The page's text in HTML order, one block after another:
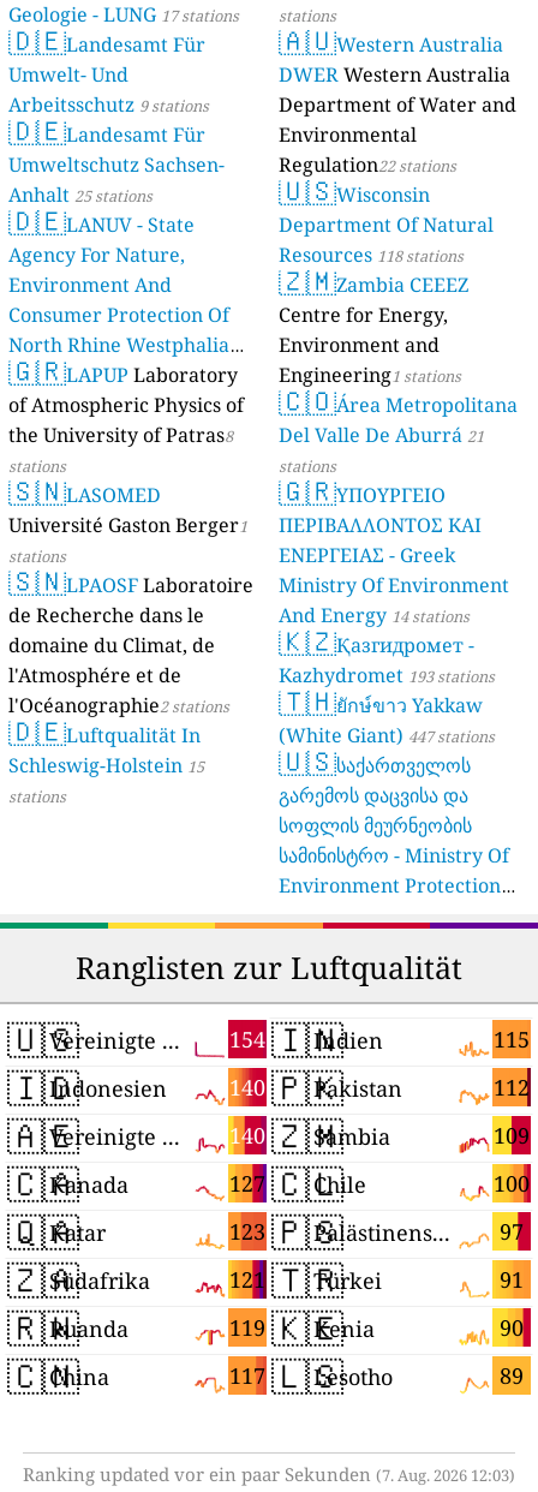
Geologie - LUNG 17 stations
🇩🇪Landesamt Für
Umwelt- Und
Arbeitsschutz 9 stations
🇩🇪Landesamt Für
Umweltschutz Sachsen-
Anhalt 25 stations
🇩🇪LANUV - State
Agency For Nature,
Environment And
Consumer Protection Of
North Rhine Westphalia
(Landesamt Für Natur,
Umwelt Und
Verbraucherschutz NRW)
61 stations
🇬🇷LAPUP Laboratory
of Atmospheric Physics of
the University of Patras8
stations
🇸🇳LASOMED
Université Gaston Berger1
stations
🇸🇳LPAOSF Laboratoire
de Recherche dans le
domaine du Climat, de
l'Atmosphére et de
l'Océanographie2 stations
🇩🇪Luftqualität In
Schleswig-Holstein 15
stations
stations
🇦🇺Western Australia
DWERWestern Australia
Department of Water and
Environmental
Regulation22 stations
🇺🇸Wisconsin
Department Of Natural
Resources 118 stations
🇿🇲Zambia CEEEZ
Centre for Energy,
Environment and
Engineering1 stations
🇨🇴Área Metropolitana
Del Valle De Aburrá 21
stations
🇬🇷ΥΠΟΥΡΓΕΙΟ
ΠΕΡΙΒΑΛΛΟΝΤΟΣ ΚΑΙ
ΕΝΕΡΓΕΙΑΣ - Greek
Ministry Of Environment
And Energy 14 stations
🇰🇿Қазгидромет -
Kazhydromet 193 stations
🇹🇭ยักษ์ขาว Yakkaw
(White Giant) 447 stations
🇺🇸საქართველოს
გარემოს დაცვისა და
სოფლის მეურნეობის
სამინისტრო - Ministry Of
Environment Protection
Ranglisten zur Luftqualität
🇺🇸 154
Vereinigte Staaten
🇮🇩 140
Indonesien
🇦🇪 140
Vereinigte Arabische Emirate
🇨🇦 127
Kanada
🇶🇦 123
Katar
🇿🇦 121
Südafrika
🇷🇼 119
Ruanda
🇨🇳 117
China
🇮🇳 115
Indien
🇵🇰 112
Pakistan
🇿🇲 109
Sambia
🇨🇱 100
Chile
🇵🇸 97
Palästinensische Autonomiegebiete
🇹🇷 91
Türkei
🇰🇪 90
Kenia
🇱🇸 89
Lesotho
Ranking updated vor ein paar Sekunden (7. Aug. 2026 12:03)